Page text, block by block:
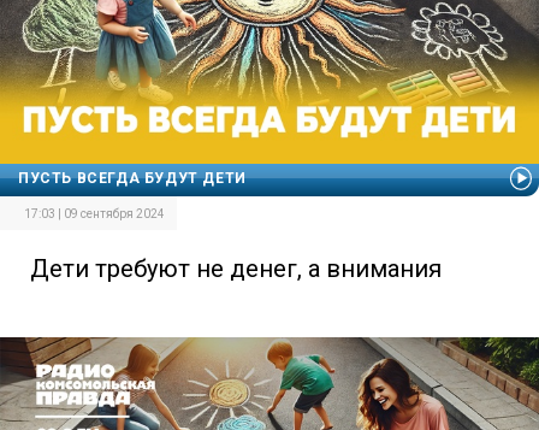
ПУСТЬ ВСЕГДА БУДУТ ДЕТИ
17:03 | 09 сентября 2024
Дети требуют не денег, а внимания